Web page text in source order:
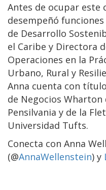
Antes de ocupar este
desempeñó
de Desarrollo
el Caribe y Directora
Operaciones en la
Urbano, Rural y
Anna cuenta con
de Negocios Wharton
Pensilvania y de la
Universidad Tufts.
Conecta con Anna
(@AnnaWellenstein) y